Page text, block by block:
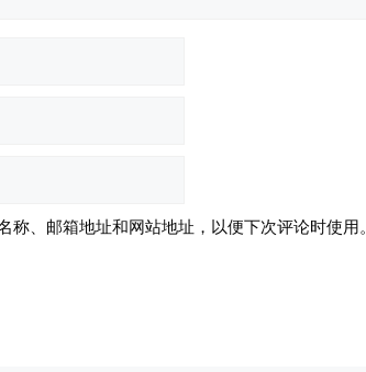
称、邮箱地址和网站地址，以便下次评论时使用。